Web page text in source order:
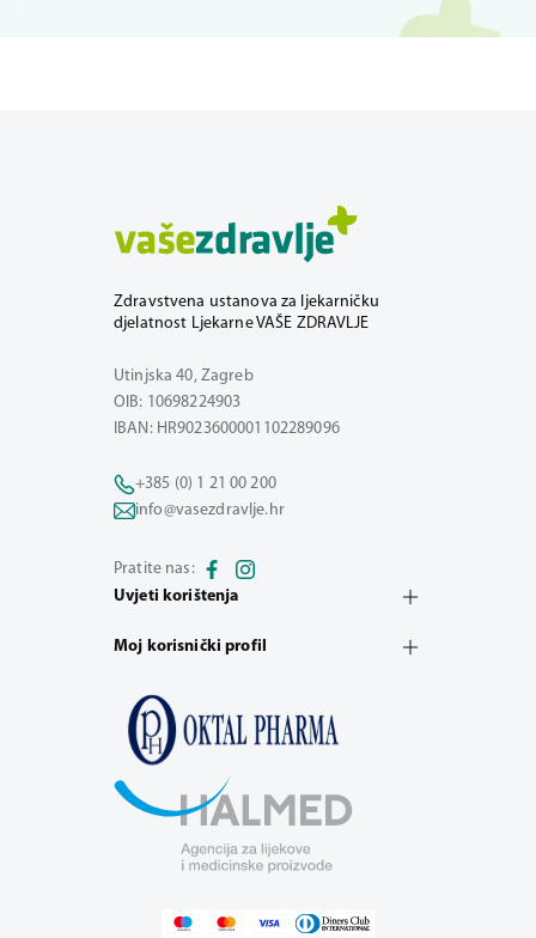
Zdravstvena ustanova za ljekarničku
djelatnost Ljekarne VAŠE ZDRAVLJE
Utinjska 40, Zagreb
OIB: 10698224903
IBAN: HR9023600001102289096
+385 (0) 1 21 00 200
info@vasezdravlje.hr
Pratite nas:
Uvjeti korištenja
Moj korisnički profil